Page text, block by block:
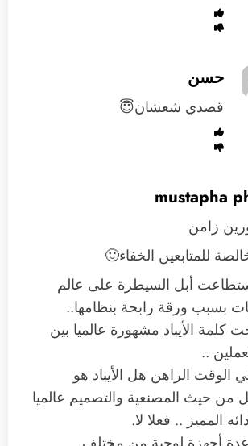
حسن
قصدي شعشان😇
mustapha
زامن
للمتابعين الخفاء🙂
أبل السيطرة على عالم
بسبب ورقة رابحة بنظامها..
كلمة الأيباد مشهورة عالميا بين
..
الوقت الراهن هل الأيباد هو
من حيث المصنعية والتصميم عالميا
المميز .. فعلا لا.